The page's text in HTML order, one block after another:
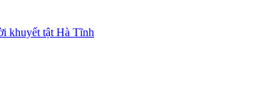
khuyết tật Hà Tĩnh